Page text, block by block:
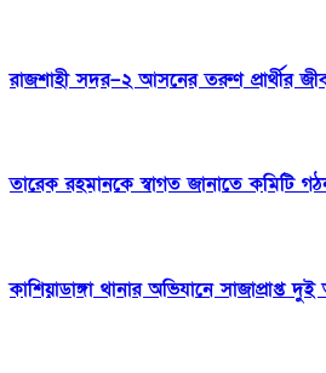
রাজশাহী সদর–২ আসনের তরুণ প্রার্থীর
তারেক রহমানকে স্বাগত জানাতে কমিটি
কাশিয়াডাঙ্গা থানার অভিযানে সাজাপ্রাপ্ত দুই